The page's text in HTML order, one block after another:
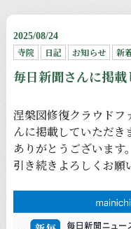
2025/08/24
寺院 日記 お知らせ 新
毎日新聞さんに掲載
涅槃図修復クラウドフ
んに掲載していただき
ありがとうございます。
引き続きよろしくお願